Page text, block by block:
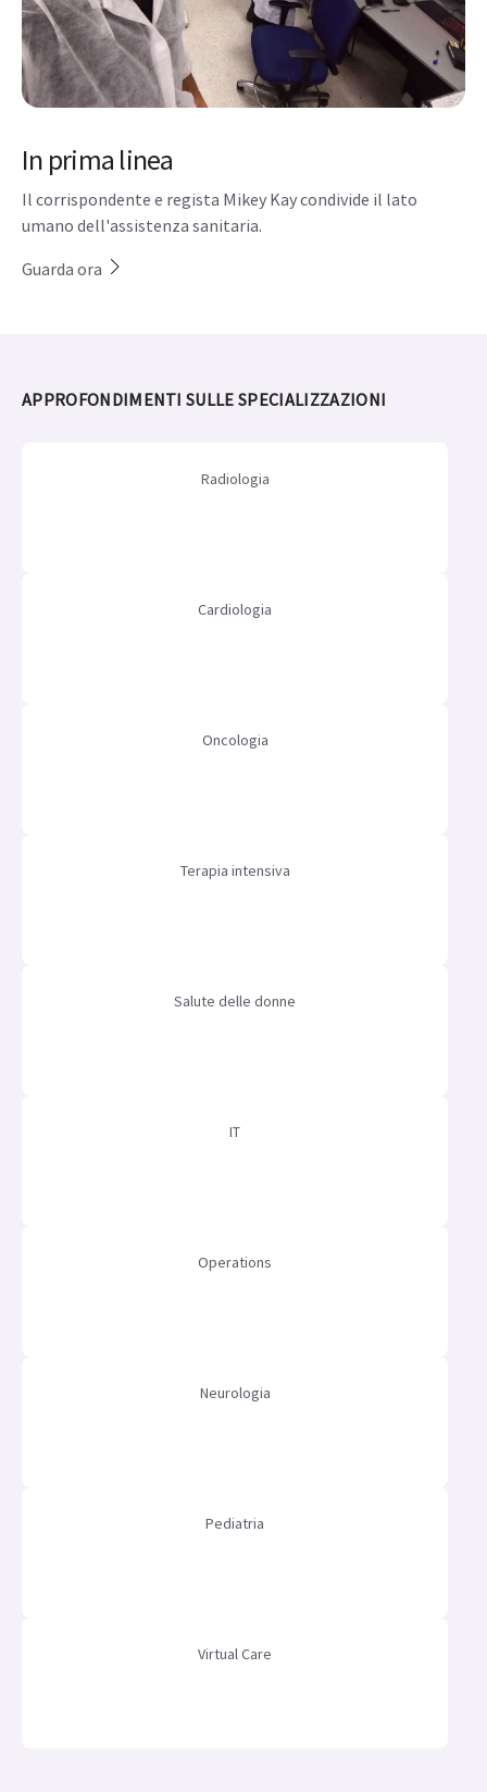
In prima linea
Il corrispondente e regista Mikey Kay condivide il lato
umano dell'assistenza sanitaria.
Guarda ora
APPROFONDIMENTI SULLE SPECIALIZZAZIONI
Radiologia
Cardiologia
Oncologia
Terapia intensiva
Salute delle donne
IT
Operations
Neurologia
Pediatria
Virtual Care